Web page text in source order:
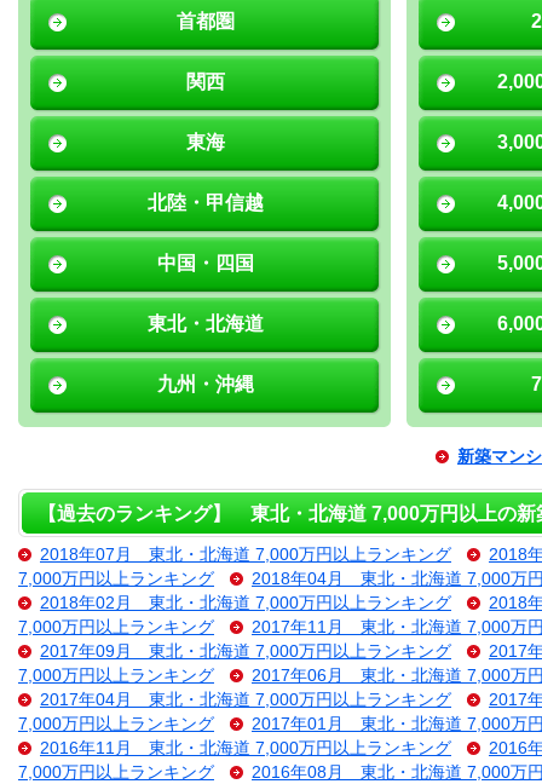
首都圏
関西
東海
北陸・甲信越
中国・四国
東北・北海道
九州・沖縄
新築マン
【過去のランキング】 東北・北海道 7,000万円以上の新
2018年07月 東北・北海道 7,000万円以上ランキング
2018
7,000万円以上ランキング
2018年04月 東北・北海道 7,000万
2018年02月 東北・北海道 7,000万円以上ランキング
2018
7,000万円以上ランキング
2017年11月 東北・北海道 7,000万
2017年09月 東北・北海道 7,000万円以上ランキング
2017
7,000万円以上ランキング
2017年06月 東北・北海道 7,000万
2017年04月 東北・北海道 7,000万円以上ランキング
2017
7,000万円以上ランキング
2017年01月 東北・北海道 7,000万
2016年11月 東北・北海道 7,000万円以上ランキング
2016
7,000万円以上ランキング
2016年08月 東北・北海道 7,000万